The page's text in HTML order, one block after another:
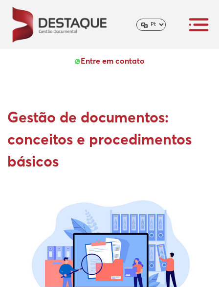
Entre em contato
Gestão de documentos:
conceitos e procedimentos
básicos